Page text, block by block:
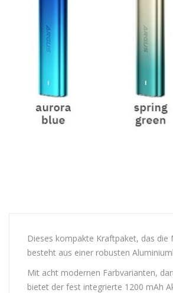
Dieses kompakte Kraftpaket, das
besteht aus einer robusten
Mit acht modernen Farbvarianten,
bietet der fest integrierte 1200 mAh